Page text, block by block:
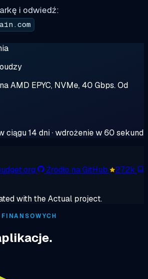
i odwiedź:
AMD EPYC, NVMe, 40 Gbps. Od
ciągu 14 dni · wdrożenie w 60 sekund
Źródło na GitHub
27.2k
with the Actual project.